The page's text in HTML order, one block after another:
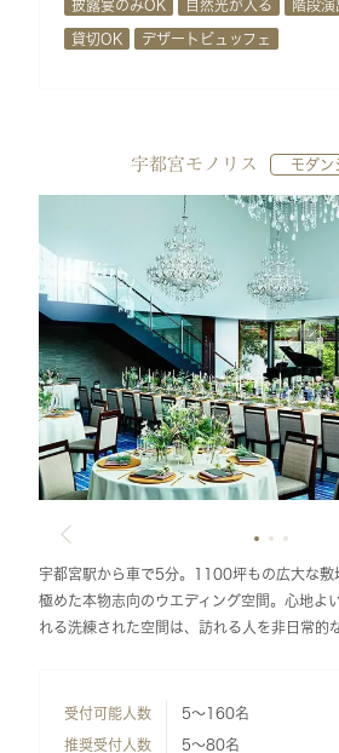
披露宴のみOK 自然光が入る 階段演
貸切OK デザートビュッフェ
宇都宮モノリス モダン
宇都宮駅から車で5分。1100坪もの広大な敷
極めた本物志向のウエディング空間。心地よ
れる洗練された空間は、訪れる人を非日常的
受付可能人数 5～160名
推奨受付人数 5～80名